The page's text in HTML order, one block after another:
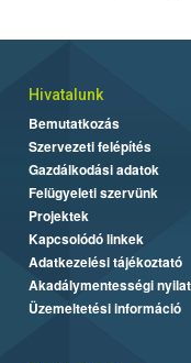
Hivatalunk
Bemutatkozás
Szervezeti felépítés
Gazdálkodási adatok
Felügyeleti szervünk
Projektek
Kapcsolódó linkek
Adatkezelési tájékoztató
Akadálymentességi
Üzemeltetési információ